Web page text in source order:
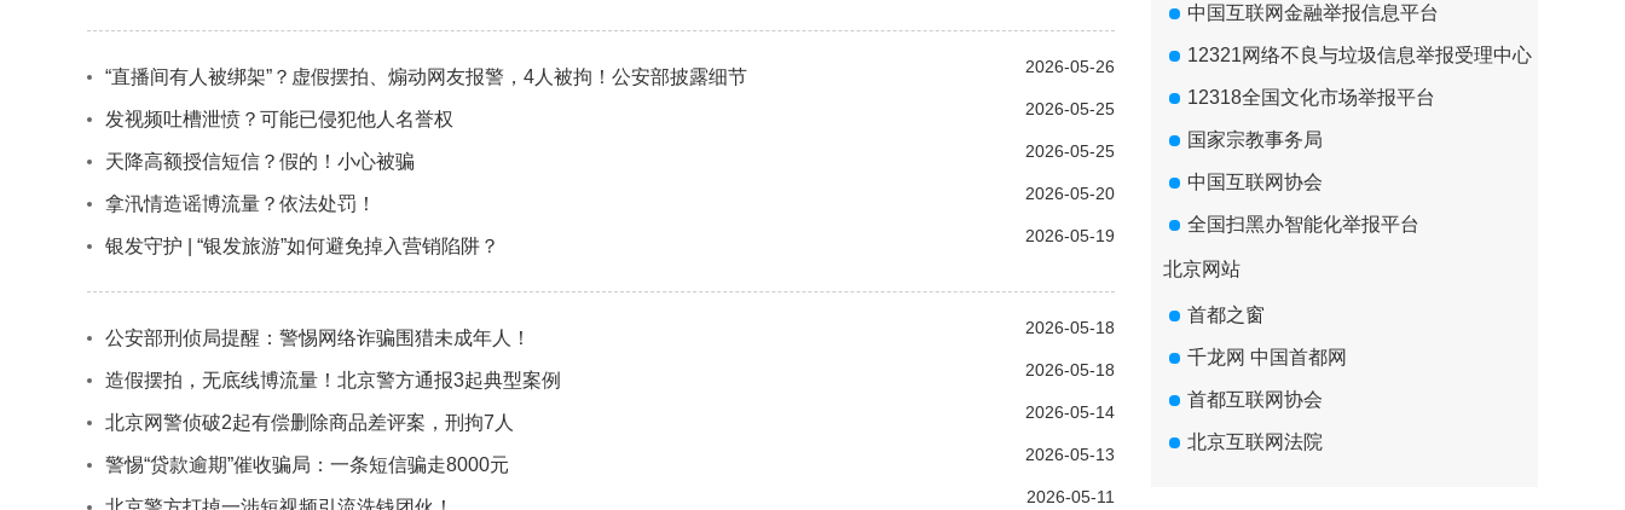
“直播间有人被绑架”？虚假摆拍、煽动网友报警，4人被拘！公安部披露细节 2026-05-26
发视频吐槽泄愤？可能已侵犯他人名誉权 2026-05-25
天降高额授信短信？假的！小心被骗 2026-05-25
拿汛情造谣博流量？依法处罚！ 2026-05-20
银发守护 | “银发旅游”如何避免掉入营销陷阱？ 2026-05-19
公安部刑侦局提醒：警惕网络诈骗围猎未成年人！ 2026-05-18
造假摆拍，无底线博流量！北京警方通报3起典型案例 2026-05-18
北京网警侦破2起有偿删除商品差评案，刑拘7人 2026-05-14
警惕“贷款逾期”催收骗局：一条短信骗走8000元 2026-05-13
2026-05-11
中国互联网金融举报信息平台
12321网络不良与垃圾信息举报受理中心
12318全国文化市场举报平台
国家宗教事务局
中国互联网协会
全国扫黑办智能化举报平台
北京网站
首都之窗
千龙网 中国首都网
首都互联网协会
北京互联网法院